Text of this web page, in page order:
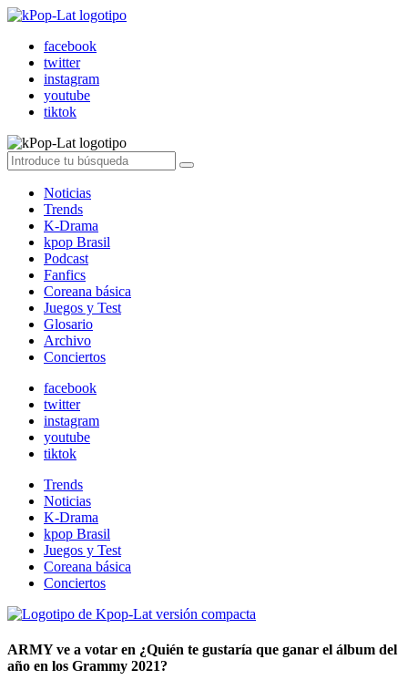
facebook
twitter
instagram
youtube
tiktok
Noticias
Trends
K-Drama
kpop Brasil
Podcast
Fanfics
Coreana básica
Juegos y Test
Glosario
Archivo
Conciertos
facebook
twitter
instagram
youtube
tiktok
Trends
Noticias
K-Drama
kpop Brasil
Juegos y Test
Coreana básica
Conciertos
ARMY ve a votar en ¿Quién te gustaría que ganar el álbum del
año en los Grammy 2021?